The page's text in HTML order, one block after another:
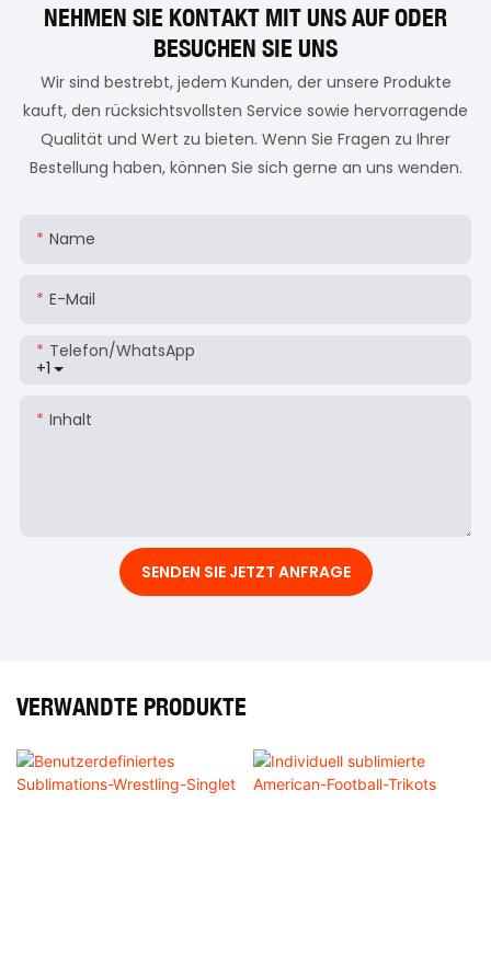
NEHMEN SIE KONTAKT MIT UNS AUF ODER
BESUCHEN SIE UNS
Wir sind bestrebt, jedem Kunden, der unsere Produkte
kauft, den rücksichtsvollsten Service sowie hervorragende
Qualität und Wert zu bieten. Wenn Sie Fragen zu Ihrer
Bestellung haben, können Sie sich gerne an uns wenden.
Name
E-Mail
+1
Telefon/WhatsApp
Inhalt
SENDEN SIE JETZT ANFRAGE
VERWANDTE PRODUKTE